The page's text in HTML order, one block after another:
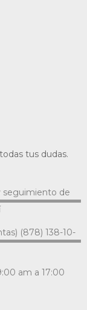
tus dudas.
seguimiento de
(878) 138-10-
am a 17:00